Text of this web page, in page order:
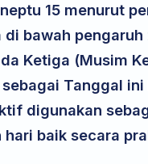
15 menurut
bawah pengaruh
Ketiga (Musim
Tanggal ini
digunakan
baik secara